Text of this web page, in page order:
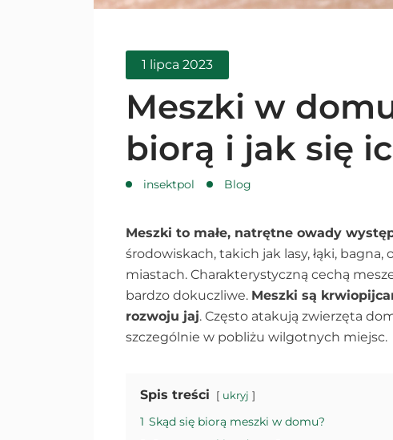
1 lipca 2023
Meszki w
biorą i jak się
insektpol Blog
Meszki to małe, natrętne owady
środowiskach, takich jak lasy, łąki,
miastach. Charakterystyczną cechą
bardzo dokuczliwe. Meszki są
rozwoju jaj. Często atakują zwierzęta
szczególnie w pobliżu wilgotnych miejsc.
Spis treści ukryj
1 Skąd się biorą meszki w domu?